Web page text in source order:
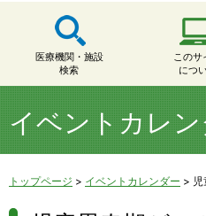
医療機関・施設
検索
このサ
につ
イベントカレ
トップページ > イベントカレンダー >